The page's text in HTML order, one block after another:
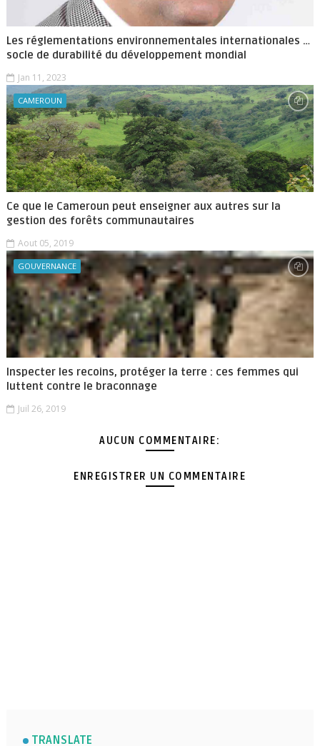
Les réglementations environnementales internationales …
socle de durabilité du développement mondial
Jan 11, 2023
CAMEROUN
Ce que le Cameroun peut enseigner aux autres sur la
gestion des forêts communautaires
Aout 05, 2019
GOUVERNANCE
Inspecter les recoins, protéger la terre : ces femmes qui
luttent contre le braconnage
Juil 26, 2019
AUCUN COMMENTAIRE:
ENREGISTRER UN COMMENTAIRE
TRANSLATE